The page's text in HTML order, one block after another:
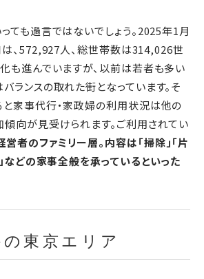
ても過言ではないでしょう。2025年1月
、572,927人、総世帯数は314,026世
も進んでいますが、以前は若者も多い
ランスの取れた街となっています。そ
家事代行・家政婦の利用状況は他の
向が見受けられます。ご利用されてい
者のファミリー層。内容は「掃除」「片
」などの家事全般を承っているといった
東京エリア